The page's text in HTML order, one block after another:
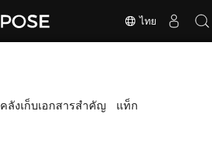
ไทย
คลังเก็บเอกสารสำคัญ แท็ก